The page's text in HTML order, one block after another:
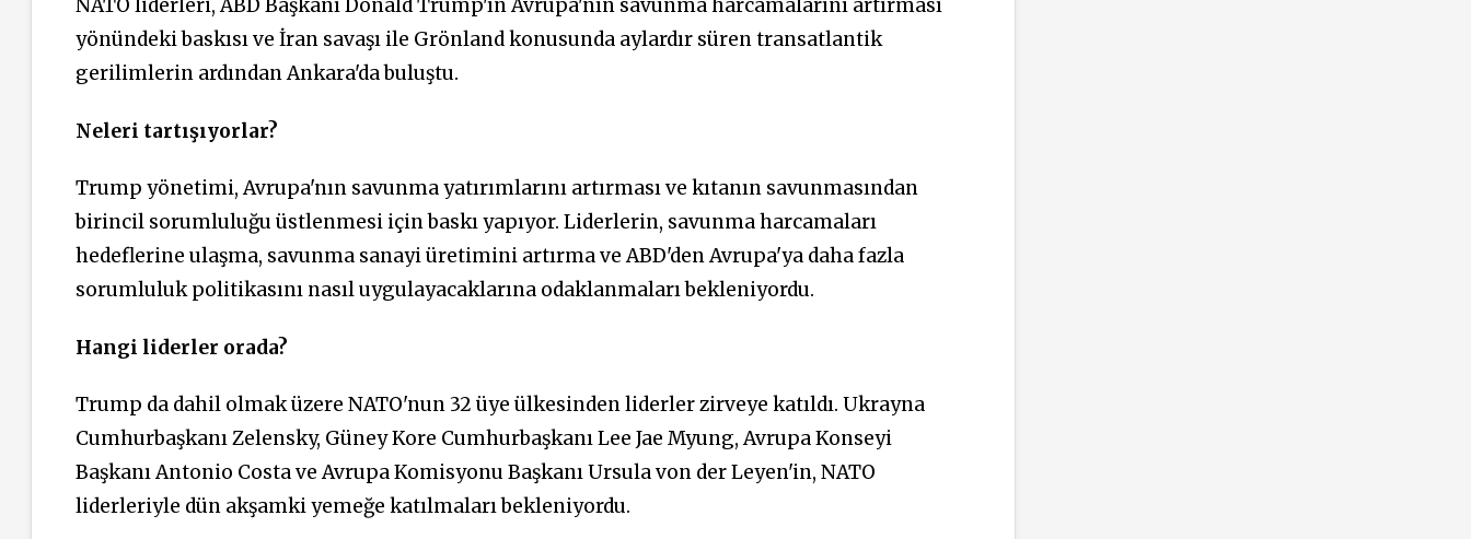
NATO liderleri, ABD Başkanı Donald Trump'ın Avrupa'nın savunma harcamalarını artırması
yönündeki baskısı ve İran savaşı ile Grönland konusunda aylardır süren transatlantik
gerilimlerin ardından Ankara'da buluştu.
Neleri tartışıyorlar?
Trump yönetimi, Avrupa'nın savunma yatırımlarını artırması ve kıtanın savunmasından
birincil sorumluluğu üstlenmesi için baskı yapıyor. Liderlerin, savunma harcamaları
hedeflerine ulaşma, savunma sanayi üretimini artırma ve ABD'den Avrupa'ya daha fazla
sorumluluk politikasını nasıl uygulayacaklarına odaklanmaları bekleniyordu.
Hangi liderler orada?
Trump da dahil olmak üzere NATO'nun 32 üye ülkesinden liderler zirveye katıldı. Ukrayna
Cumhurbaşkanı Zelensky, Güney Kore Cumhurbaşkanı Lee Jae Myung, Avrupa Konseyi
Başkanı Antonio Costa ve Avrupa Komisyonu Başkanı Ursula von der Leyen'in, NATO
liderleriyle dün akşamki yemeğe katılmaları bekleniyordu.